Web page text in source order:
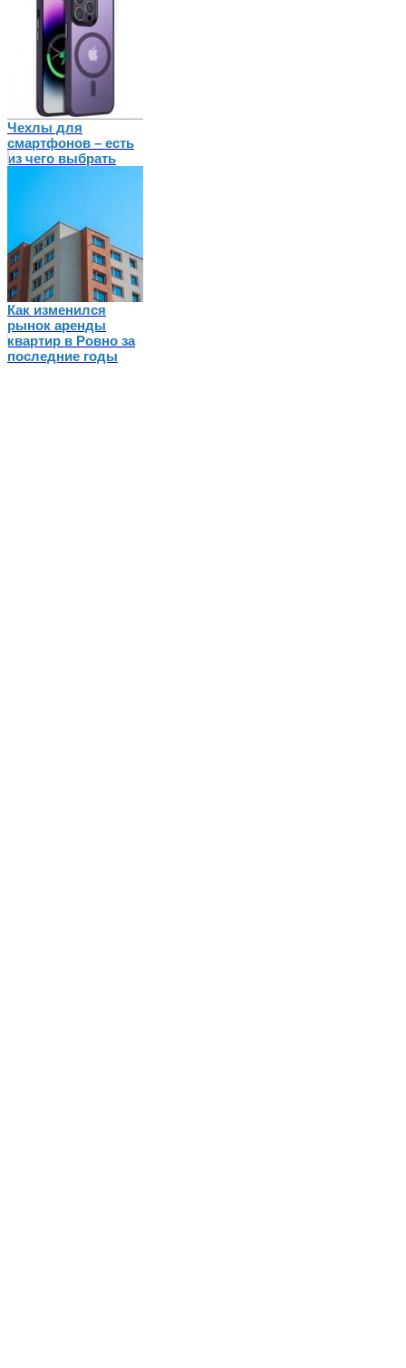
Чехлы для
смартфонов – есть
из чего выбрать
Как изменился
рынок аренды
квартир в Ровно за
последние годы